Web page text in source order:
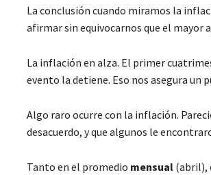
La conclusión cuando miramos la
afirmar sin equivocarnos que el mayor
La inflación en alza. El primer
evento la detiene. Eso nos asegura un
Algo raro ocurre con la inflación.
desacuerdo, y que algunos le
Tanto en el promedio mensual (abril),